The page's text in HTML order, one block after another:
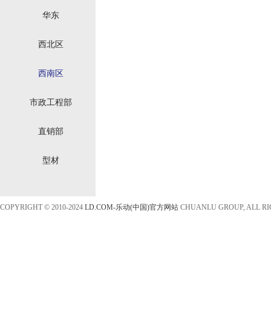
华东
西北区
西南区
市政工程部
直销部
型材
COPYRIGHT © 2010-2024 LD.COM-乐动(中国)官方网站 CHUANLU GROUP, ALL